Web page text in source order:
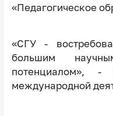
«Педагогическое
«СГУ -
большим
потенциалом», -
международной